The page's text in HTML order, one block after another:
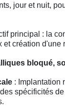
jour et nuit,
principal : la
et création d'une
bloqué,
: Implantation
spécificités